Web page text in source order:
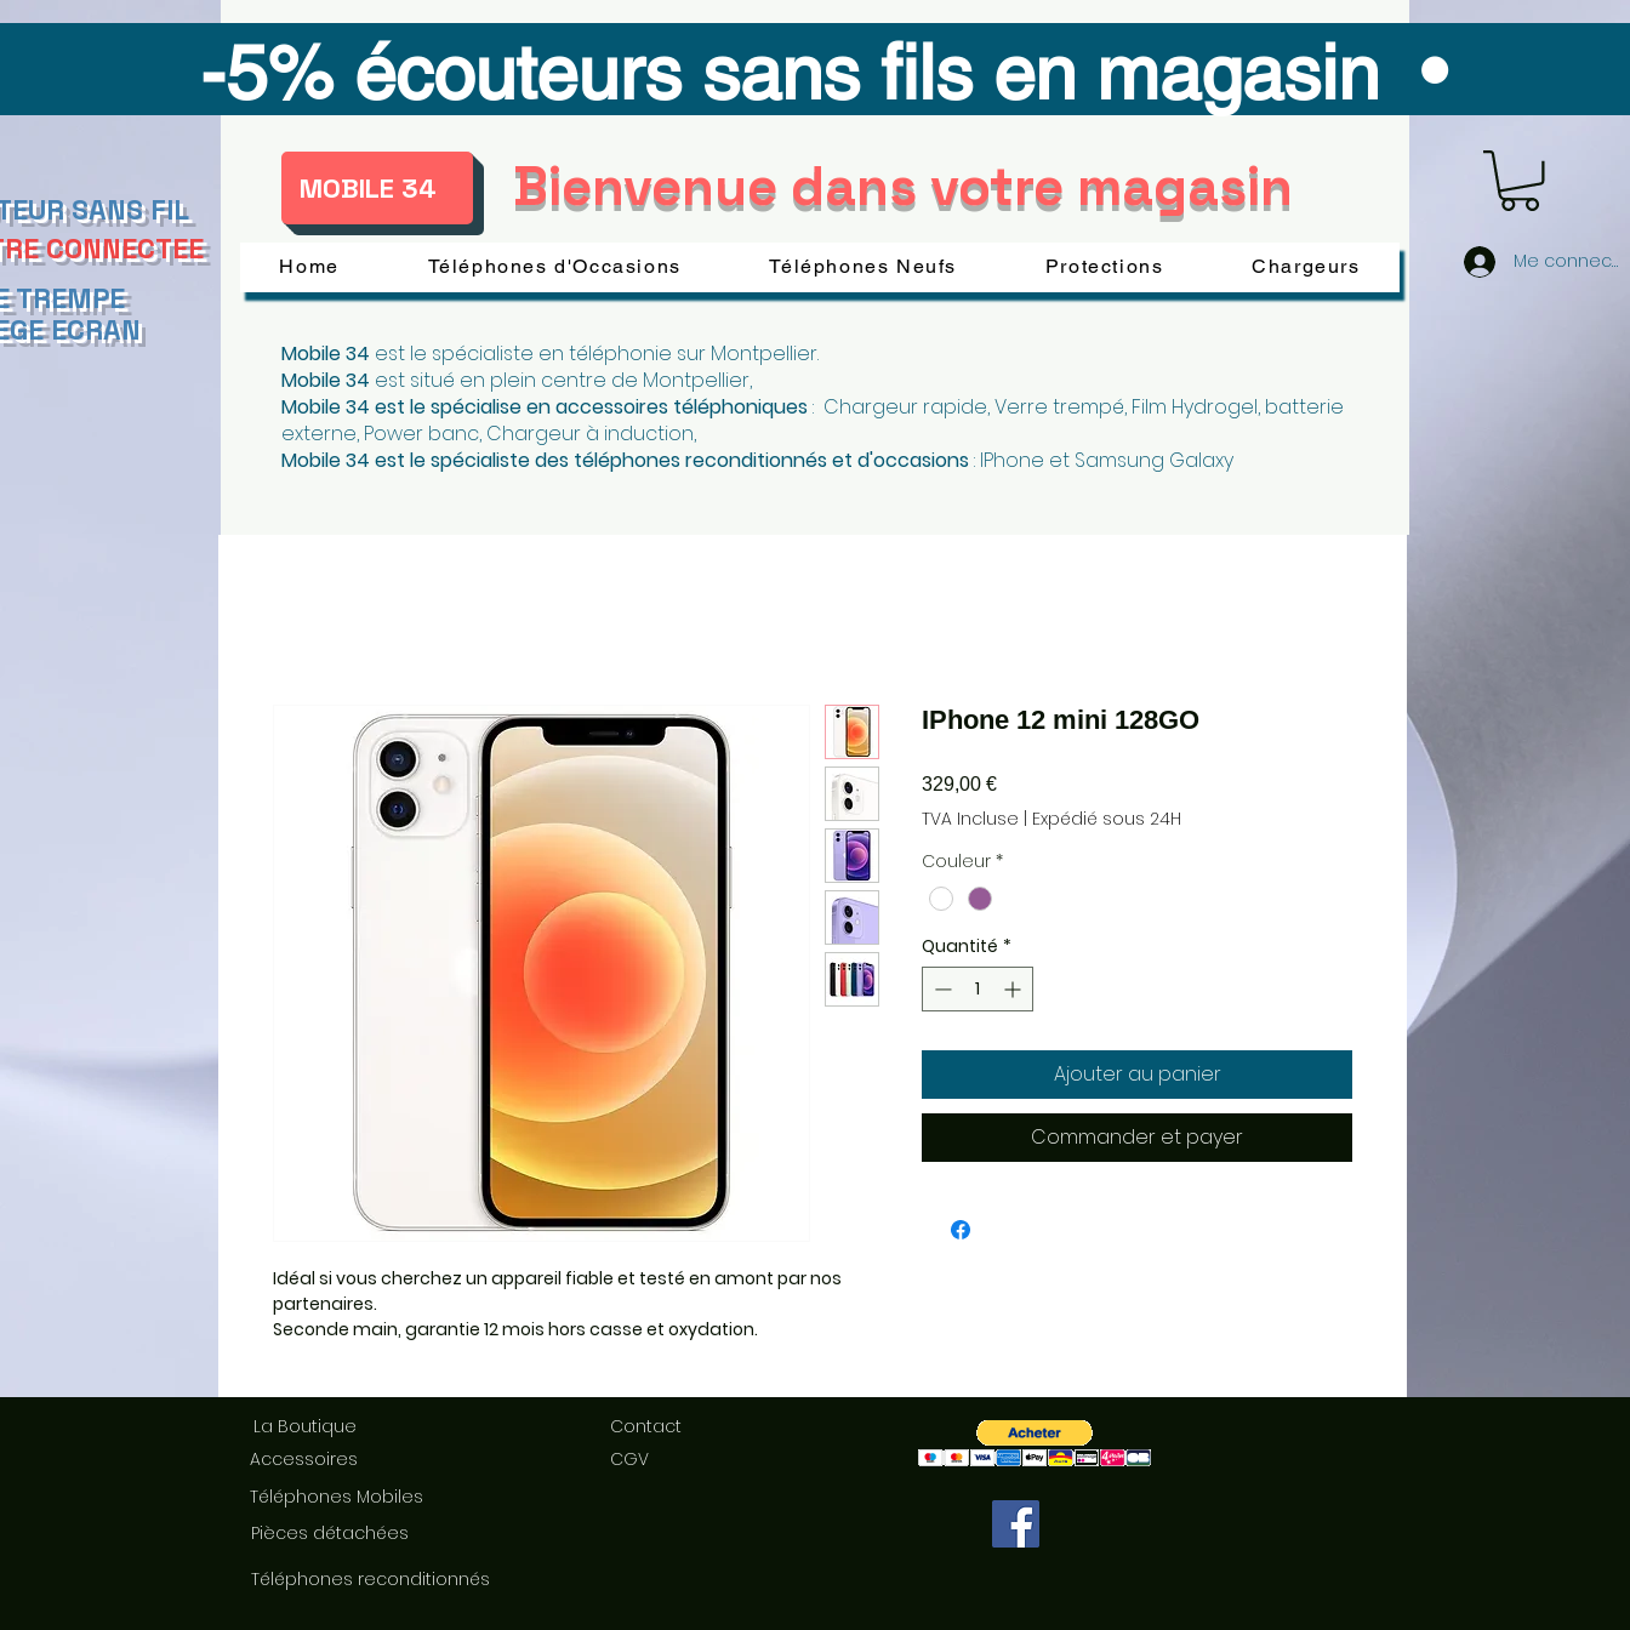
-5% écouteurs sans fils en magasin •
SANS FIL
CONNECTEE
TREMPE
ECRAN
MOBILE 34 Bienvenue dans votre magasin
Home Téléphones d'Occasions Téléphones Neufs Protections Chargeurs
Mobile 34 est le spécialiste en téléphonie sur Montpellier.
Mobile 34 est situé en plein centre de Montpellier,
Mobile 34 est le spécialise en accessoires téléphoniques: Chargeur rapide, Verre trempé, Film Hydrogel, batterie
externe, Power banc, Chargeur à induction,
Mobile 34 est le spécialiste des téléphones reconditionnés et d'occasions: IPhone et Samsung Galaxy
Me
Idéal si vous cherchez un appareil fiable et testé en amont par nos
partenaires.
Seconde main, garantie 12 mois hors casse et oxydation.
IPhone 12 mini 128GO
329,00 €Prix
TVA Incluse
Expédié sous 24H
Couleur *
Quantité *
Ajouter au panier
Commander et payer
La Boutique
Accessoires
Téléphones Mobiles
Pièces détachées
Contact
CGV
Téléphones reconditionnés